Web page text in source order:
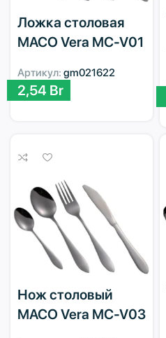
Ложка столовая
MACO Vera MC-V01
Артикул: gm021622
2,54 Br
Нож столовый
MACO Vera MC-V03